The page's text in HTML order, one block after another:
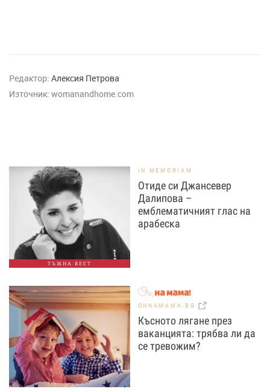
Редактор: Алексия Петрова
Източник: womanandhome.com
ТЪЖНА ВЕСТ
IN MEMORIAM
Отиде си Джансевер
Далипова –
емблематичният глас на
арабеска
OHNAMAMA.BG
Късното лягане през
ваканцията: трябва ли да
се тревожим?